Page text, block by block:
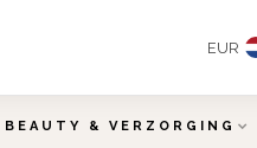
EUR
BEAUTY & VERZORGING